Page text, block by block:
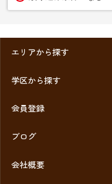
エリアから探す
学区から探す
会員登録
ブログ
会社概要